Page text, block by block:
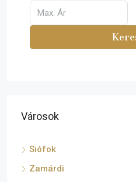
Városok
Siófok
Zamárdi